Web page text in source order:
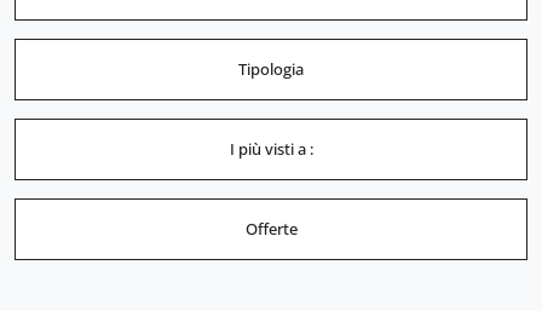
Tipologia
I più visti a :
Offerte